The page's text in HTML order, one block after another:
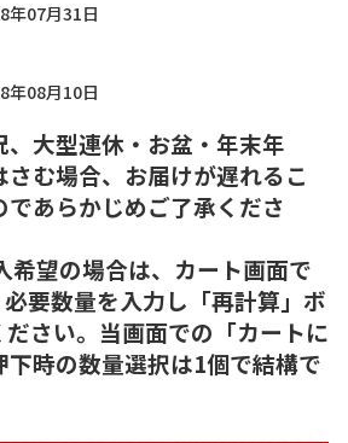
年07月31日
年08月10日
大型連休・お盆・年末年
む場合、お届けが遅れるこ
であらかじめご了承くださ
望の場合は、カート画面で
必要数量を入力し「再計算」ボ
さい。当画面での「カートに
下時の数量選択は1個で結構で